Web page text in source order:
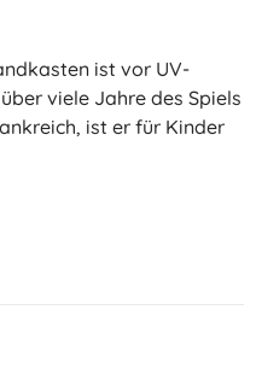
ist vor UV-
viele Jahre des Spiels
ist er für Kinder